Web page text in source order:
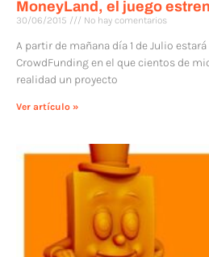
MoneyLand, el juego
30/06/2015 No hay comentarios
A partir de mañana día 1 de Julio
CrowdFunding en el que cientos de
realidad un proyecto
Ver artículo »